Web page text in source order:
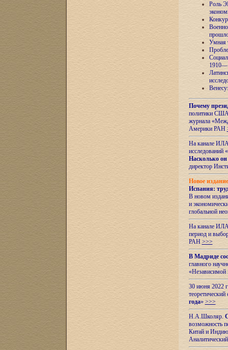
Роль
Умная
Почему
политики США
журнала
Америки РАН
На канале ИЛА
исследований «
Насколько он
директор
Новое
Испания:
В новом
и
глобальной
На канале
период и
РАН >>>
В Мадриде
главного
«Независимой
30 июня 2022
года» >>>
Н.А.Школяр.
возможность
Китай и